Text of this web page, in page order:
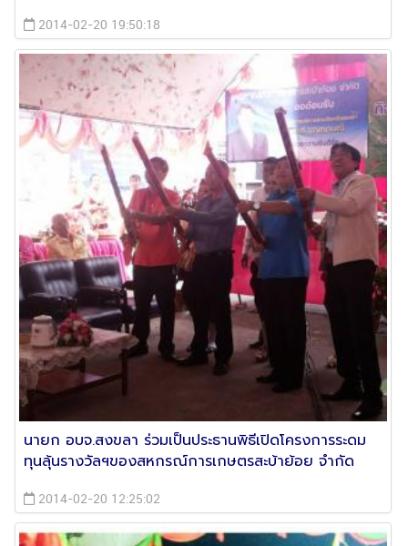
2014-02-20 19:50:18
นายก อบจ.สงขลา ร่วมเป็นประธานพิธีเปิดโครงการระดม
ทุนลุ้นรางวัลฯของสหกรณ์การเกษตรสะบ้าย้อย จำกัด
2014-02-20 12:25:02